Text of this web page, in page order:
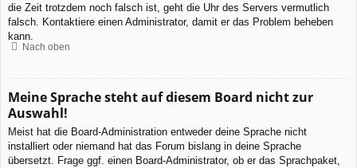
die Zeit trotzdem noch falsch ist, geht die Uhr des Servers vermutlich
falsch. Kontaktiere einen Administrator, damit er das Problem beheben
kann.
Nach oben
Meine Sprache steht auf diesem Board nicht zur
Auswahl!
Meist hat die Board-Administration entweder deine Sprache nicht
installiert oder niemand hat das Forum bislang in deine Sprache
übersetzt. Frage ggf. einen Board-Administrator, ob er das Sprachpaket,